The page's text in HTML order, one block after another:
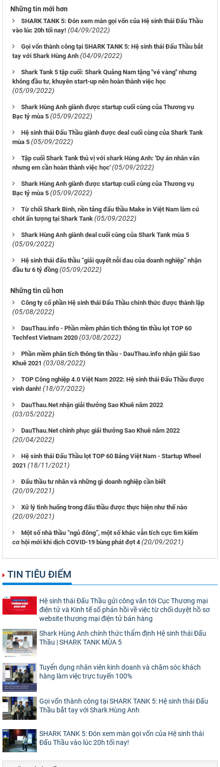
Những tin mới hơn
SHARK TANK 5: Đón xem màn gọi vốn của Hệ sinh thái Đấu Thầu
vào lúc 20h tối nay! (04/09/2022)
Gọi vốn thành công tại SHARK TANK 5: Hệ sinh thái Đấu Thầu bắt
tay với Shark Hùng Anh (04/09/2022)
Shark Tank 5 tập cuối: Shark Quảng Nam tặng "vé vàng" nhưng
không đầu tư, khuyên start-up nên hoàn thành việc học
(05/09/2022)
Shark Hùng Anh giành được startup cuối cùng của Thương vụ
Bạc tỷ mùa 5 (05/09/2022)
Hệ sinh thái Đấu Thầu giành được deal cuối cùng của Shark Tank
mùa 5 (05/09/2022)
Tập cuối Shark Tank thú vị với shark Hùng Anh: 'Dự án nhân văn
nhưng em cần hoàn thành việc học' (05/09/2022)
Shark Hùng Anh giành được startup cuối cùng của Thương vụ
Bạc tỷ mùa 5 (05/09/2022)
Từ chối Shark Bình, nền tảng đấu thầu Make in Việt Nam làm cú
chót ấn tượng tại Shark Tank (05/09/2022)
Shark Hùng Anh giành deal cuối cùng của Shark Tank mùa 5
(05/09/2022)
Hệ sinh thái đấu thầu “giải quyết nỗi đau của doanh nghiệp” nhận
đầu tư 6 tỷ đồng (05/09/2022)
Những tin cũ hơn
Công ty cổ phần Hệ sinh thái Đấu Thầu chính thức được thành lập
(05/08/2022)
DauThau.info - Phần mềm phân tích thông tin thầu lọt TOP 60
Techfest Vietnam 2020 (03/08/2022)
Phần mềm phân tích thông tin thầu - DauThau.info nhận giải Sao
Khuê 2021 (03/08/2022)
TOP Công nghiệp 4.0 Việt Nam 2022: Hệ sinh thái Đấu Thầu được
vinh danh! (18/07/2022)
DauThau.Net nhận giải thưởng Sao Khuê năm 2022
(03/05/2022)
DauThau.Net chinh phục giải thưởng Sao Khuê năm 2022
(20/04/2022)
Hệ sinh thái Đấu Thầu lọt TOP 60 Bảng Việt Nam - Startup Wheel
2021 (18/11/2021)
Đấu thầu tư nhân và những gì doanh nghiệp cần biết
(20/09/2021)
Xử lý tình huống trong đấu thầu được thực hiện như thế nào
(20/09/2021)
Một số nhà thầu “ngủ đông”, một số khác vẫn tích cực tìm kiếm
cơ hội mới khi dịch COVID-19 bùng phát đợt 4 (20/09/2021)
TIN TIÊU ĐIỂM
Hệ sinh thái Đấu Thầu gửi công văn tới Cục Thương mại
điện tử và Kinh tế số phản hồi về việc từ chối duyệt hồ sơ
website thương mại điện tử bán hàng
Shark Hùng Anh chính thức thẩm định Hệ sinh thái Đấu
Thầu | SHARK TANK MÙA 5
Tuyển dụng nhân viên kinh doanh và chăm sóc khách
hàng làm việc trực tuyến 100%
Gọi vốn thành công tại SHARK TANK 5: Hệ sinh thái Đấu
Thầu bắt tay với Shark Hùng Anh
SHARK TANK 5: Đón xem màn gọi vốn của Hệ sinh thái
Đấu Thầu vào lúc 20h tối nay!